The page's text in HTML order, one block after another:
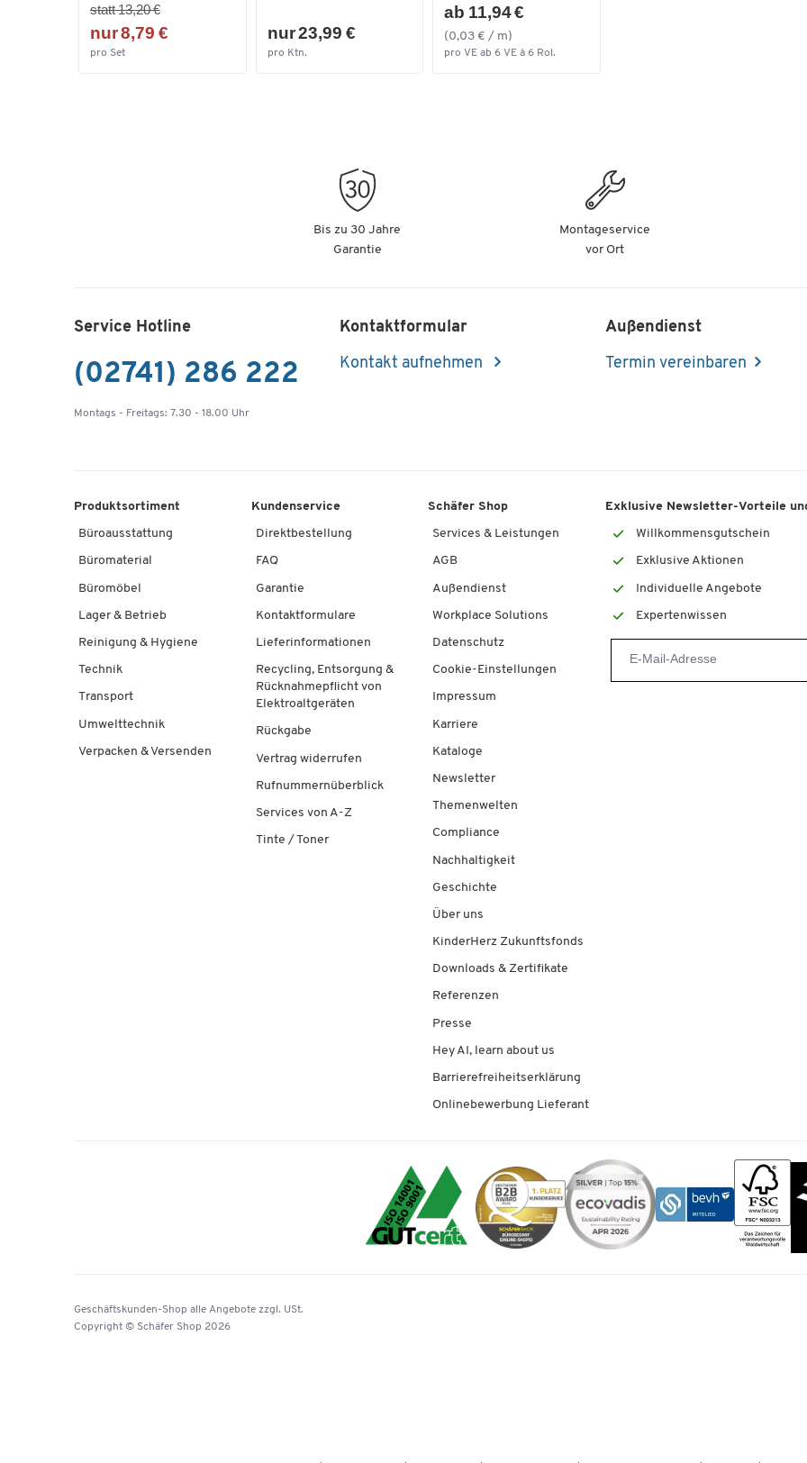
statt 13,20 €
nur 8,79 €
pro Set
nur 23,99 €
pro Ktn.
ab 11,94 €
(0,03 € / m)
pro VE ab 6 VE à 6 Rol.
Bis zu 30 Jahre
Garantie
Montageservice
vor Ort
Service Hotline
(02741) 286 222
Montags - Freitags: 7.30 - 18.00 Uhr
Kontaktformular
Kontakt aufnehmen
Außendienst
Termin vereinbaren
Produktsortiment
Büroausstattung
Büromaterial
Büromöbel
Lager & Betrieb
Reinigung & Hygiene
Technik
Transport
Umwelttechnik
Verpacken & Versenden
Kundenservice
Direktbestellung
FAQ
Garantie
Kontaktformulare
Lieferinformationen
Recycling, Entsorgung &
Rücknahmepflicht von
Elektroaltgeräten
Rückgabe
Vertrag widerrufen
Rufnummernüberblick
Services von A-Z
Tinte / Toner
Schäfer Shop
Services & Leistungen
AGB
Außendienst
Workplace Solutions
Datenschutz
Cookie-Einstellungen
Impressum
Karriere
Kataloge
Newsletter
Themenwelten
Compliance
Nachhaltigkeit
Geschichte
Über uns
KinderHerz Zukunftsfonds
Downloads & Zertifikate
Referenzen
Presse
Hey AI, learn about us
Barrierefreiheitserklärung
Onlinebewerbung Lieferant
Exklusive Newsletter-Vorteile
Willkommensgutschein
Exklusive Aktionen
Individuelle Angebote
Expertenwissen
Geschäftskunden-Shop alle Angebote zzgl. USt.
Copyright © Schäfer Shop 2026